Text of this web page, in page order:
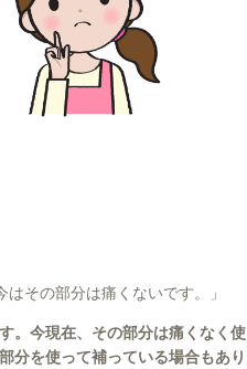
その部分は痛くないです。」
。 今現在、その部分は痛くなく使
分を使って補っている場合もあり